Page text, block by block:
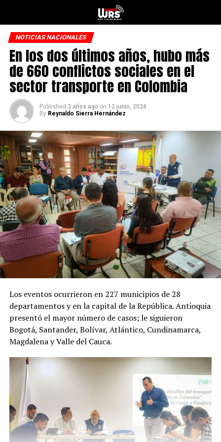
NOTICIAS NACIONALES
En los dos últimos años, hubo más
de 660 conflictos sociales en el
sector transporte en Colombia
Published 2 años ago on 12 junio, 2024
By Reynaldo Sierra Hernández
Los eventos ocurrieron en 227 municipios de 28
departamentos y en la capital de la República. Antioquia
presentó el mayor número de casos; le siguieron
Bogotá, Santander, Bolívar, Atlántico, Cundinamarca,
Magdalena y Valle del Cauca.